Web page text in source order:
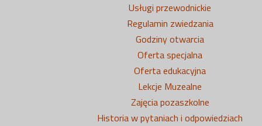
Usługi przewodnickie
Regulamin zwiedzania
Godziny otwarcia
Oferta specjalna
Oferta edukacyjna
Lekcje Muzealne
Zajęcia pozaszkolne
Historia w pytaniach i odpowiedziach